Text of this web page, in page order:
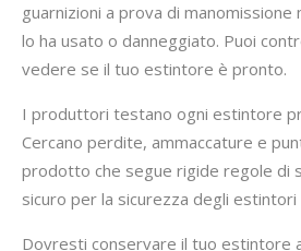
guarnizioni a prova di manomissione
lo ha usato o danneggiato. Puoi
vedere se il tuo estintore è pronto.
I produttori testano ogni estintore
Cercano perdite, ammaccature e
prodotto che segue rigide regole di
sicuro per la sicurezza degli estintori
Dovresti conservare il tuo estintore